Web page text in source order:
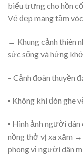
biểu trưng cho hồn
Vẻ đẹp mang tầm
→ Khung cảnh thiên
sức sống và hứng
– Cảnh đoàn thuyền
▪ Không khí đón ghe
▪ Hình ảnh người dân
nồng thở vị xa xăm →
phong vị người dân